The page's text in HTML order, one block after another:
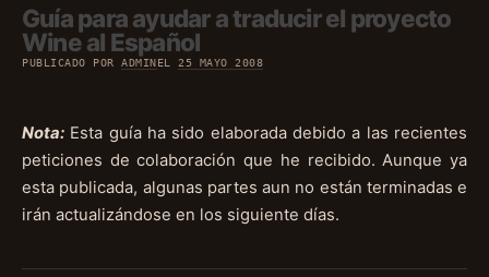
Guía para ayudar a traducir el proyecto
Wine al Español
PUBLICADO PORADMINEL25 MAYO 2008
Nota: Esta guía ha sido elaborada debido a las recientes
peticiones de colaboración que he recibido. Aunque ya
esta publicada, algunas partes aun no están terminadas e
irán actualizándose en los siguiente días.